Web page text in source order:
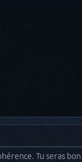
Tu seras